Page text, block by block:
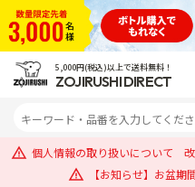
5,000円(税込)以上で送料無料！
ZOJIRUSHI DIRECT
個人情報の取り扱いについて
【お知らせ】お盆